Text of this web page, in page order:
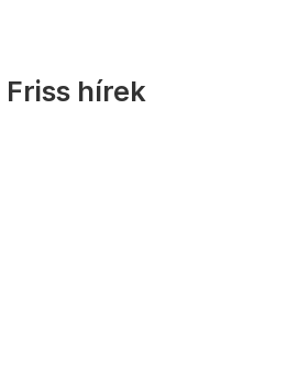
Friss hírek